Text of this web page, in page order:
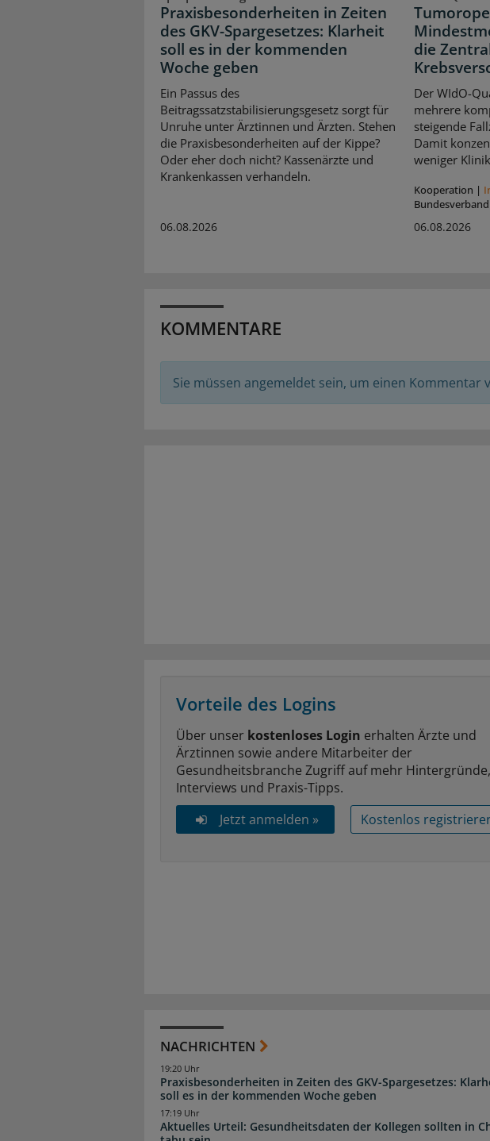
Praxisbesonderheiten in Zeiten
des GKV-Spargesetzes: Klarheit
soll es in der kommenden
Woche geben
Ein Passus des
Beitragssatzstabilisierungsgesetz sorgt für
Unruhe unter Ärztinnen und Ärzten. Stehen
die Praxisbesonderheiten auf der Kippe?
Oder eher doch nicht? Kassenärzte und
Krankenkassen verhandeln.
06.08.2026
die
Der WIdO-
mehrere
steigende
Damit
weniger
Kooperation |
Bundesverband
06.08.2026
KOMMENTARE
Sie müssen angemeldet sein, um einen Kommentar
Vorteile des Logins
Über unser kostenloses Login erhalten Ärzte und
Ärztinnen sowie andere Mitarbeiter der
Gesundheitsbranche Zugriff auf mehr Hintergründe,
Interviews und Praxis-Tipps.
Jetzt anmelden »
Kostenlos
NACHRICHTEN
Praxisbesonderheiten in Zeiten des GKV-Spargesetzes:
soll es in der kommenden Woche geben
19:20 Uhr
Aktuelles Urteil: Gesundheitsdaten der Kollegen sollten in
17:19 Uhr